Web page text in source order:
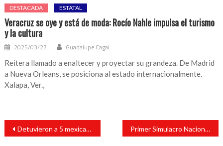
DESTACADA ESTATAL
Veracruz se oye y está de moda: Rocío Nahle impulsa el turismo
y la cultura
2025/03/27 Guadalupe Cagal
Reitera llamado a enaltecer y proyectar su grandeza. De Madrid
a Nueva Orleans, se posiciona al estado internacionalmente.
Xalapa, Ver.,
Navegación
entradas
Detuvieron a 5 mexicanos en redadas migratorias en Colorado: Sheinbaum Primer Simulacro Nacional 2025 con participación masiva